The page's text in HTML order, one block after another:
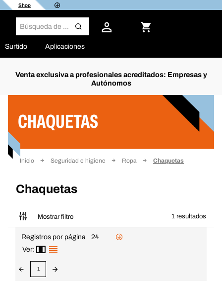
Shop
Surtido Aplicaciones
Venta exclusiva a profesionales acreditados: Empresas y
Autónomos
CHAQUETAS
Inicio Seguridad e higiene Ropa Chaquetas
Chaquetas
Mostrar filtro 1 resultados
Filtro
Registros por página
24
Ver:
1